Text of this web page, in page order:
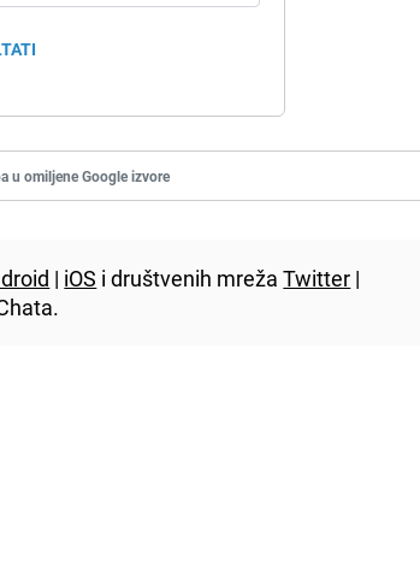
u omiljene Google izvore
| iOS i društvenih mrežaTwitter |